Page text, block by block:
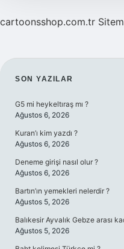
cartoonsshop.com.tr
SIDEBAR
SON YAZILAR
G5 mi heykeltıraş mı ?
Ağustos 6, 2026
Kuran’ı kim yazdı ?
Ağustos 6, 2026
Deneme girişi nasıl olur ?
Ağustos 6, 2026
Bartın’ın yemekleri nelerdir ?
Ağustos 5, 2026
Balıkesir Ayvalık Gebze arası
Ağustos 5, 2026